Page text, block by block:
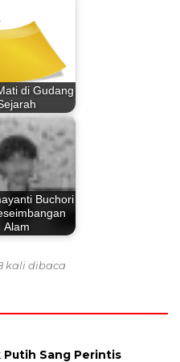
di Gudang
Buchori
Alam
kali dibaca
Putih Sang Perintis